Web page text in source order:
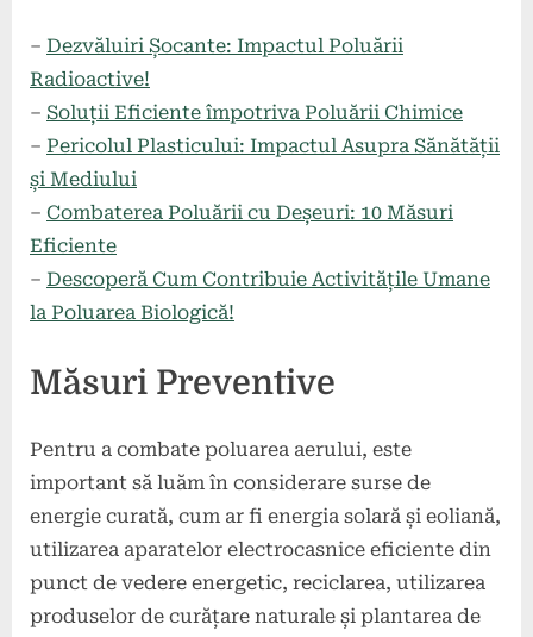
– Dezvăluiri Șocante: Impactul Poluării
Radioactive!
– Soluții Eficiente împotriva Poluării Chimice
– Pericolul Plasticului: Impactul Asupra Sănătății
și Mediului
– Combaterea Poluării cu Deșeuri: 10 Măsuri
Eficiente
– Descoperă Cum Contribuie Activitățile Umane
la Poluarea Biologică!
Măsuri Preventive
Pentru a combate poluarea aerului, este
important să luăm în considerare surse de
energie curată, cum ar fi energia solară și eoliană,
utilizarea aparatelor electrocasnice eficiente din
punct de vedere energetic, reciclarea, utilizarea
produselor de curățare naturale și plantarea de